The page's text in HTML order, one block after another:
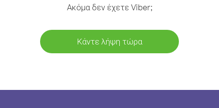
Ακόμα δεν έχετε Viber;
Κάντε λήψη τώρα